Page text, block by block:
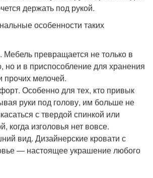
держать под рукой.
особенности таких
Мебель превращается не только в
но и в приспособление для хранения
прочих мелочей.
Особенно для тех, кто привык
руки под голову, им больше не
с твердой спинкой или
когда изголовья нет вовсе.
вид. Дизайнерские кровати с
— настоящее украшение любого